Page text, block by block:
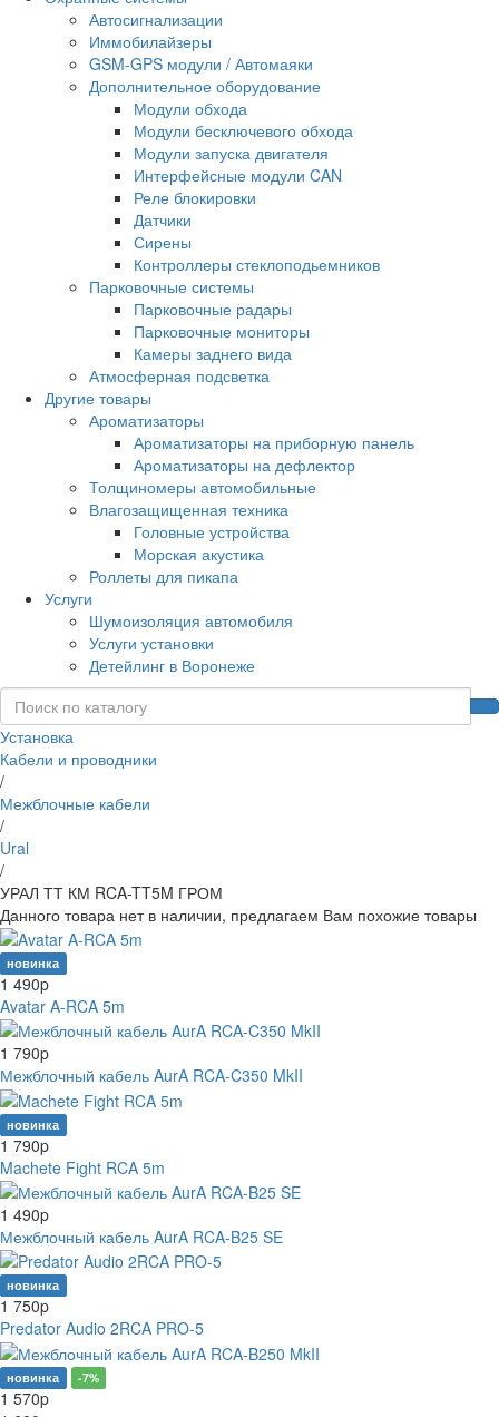
Автосигнализации
Иммобилайзеры
GSM-GPS модули / Автомаяки
Дополнительное оборудование
Модули обхода
Модули бесключевого обхода
Модули запуска двигателя
Интерфейсные модули CAN
Реле блокировки
Датчики
Сирены
Контроллеры стеклоподьемников
Парковочные системы
Парковочные радары
Парковочные мониторы
Камеры заднего вида
Атмосферная подсветка
Другие товары
Ароматизаторы
Ароматизаторы на приборную панель
Ароматизаторы на дефлектор
Толщиномеры автомобильные
Влагозащищенная техника
Головные устройства
Морская акустика
Роллеты для пикапа
Услуги
Шумоизоляция автомобиля
Услуги установки
Детейлинг в Воронеже
Установка
Кабели и проводники
/
Межблочные кабели
/
Ural
/
УРАЛ ТТ КМ RCA-TT5M ГРОМ
Данного товара нет в наличии, предлагаем Вам похожие товары
новинка
1 490p
Avatar A-RCA 5m
1 790p
Межблочный кабель AurA RCA-C350 MkII
новинка
1 790p
Machete Fight RCA 5m
1 490p
Межблочный кабель AurA RCA-B25 SE
новинка
1 750p
Predator Audio 2RCA PRO-5
новинка -7%
1 570p